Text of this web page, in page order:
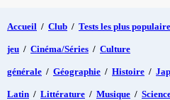
Accueil / Club / Tests les plus
jeu / Cinéma/Séries / Culture
générale / Géographie / Histoire /
Latin / Littérature / Musique /